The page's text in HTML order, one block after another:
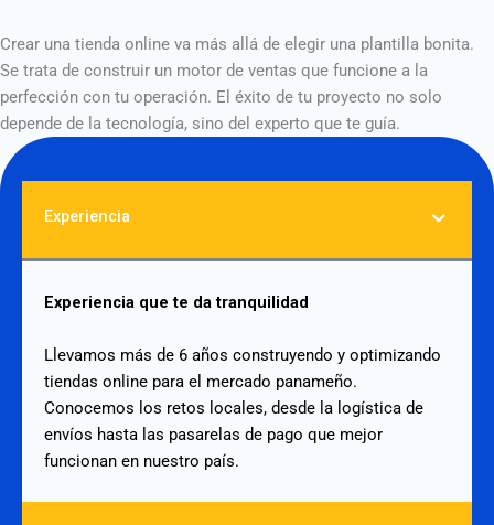
Crear una tienda online va más allá de elegir una plantilla bonita.
Se trata de construir un motor de ventas que funcione a la
perfección con tu operación. El éxito de tu proyecto no solo
depende de la tecnología, sino del experto que te guía.
Experiencia
Experiencia que te da tranquilidad
Llevamos más de 6 años construyendo y optimizando
tiendas online para el mercado panameño.
Conocemos los retos locales, desde la logística de
envíos hasta las pasarelas de pago que mejor
funcionan en nuestro país.